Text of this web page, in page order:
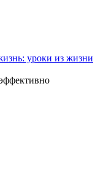
уроки из жизни